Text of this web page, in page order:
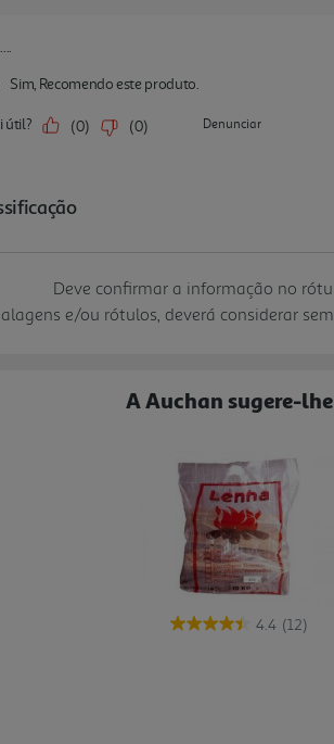
Deve confirmar a informação no
e/ou rótulos, deverá considerar
A Auchan sugere-
4.4 (12)